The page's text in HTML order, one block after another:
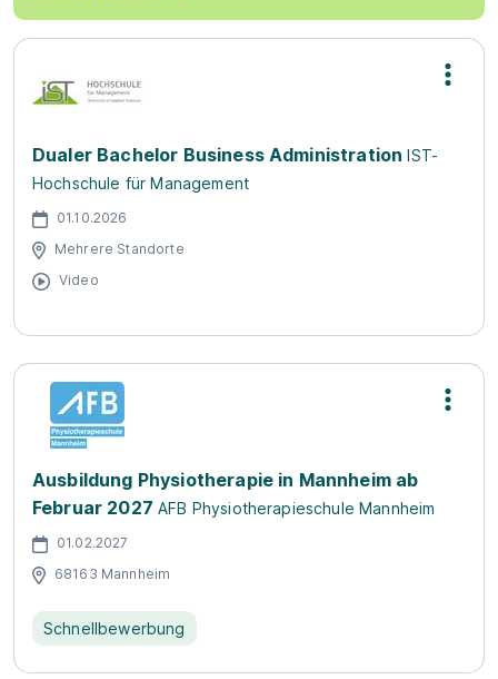
Dualer Bachelor Business Administration IST-
Hochschule für Management
01.10.2026
Mehrere Standorte
Video
Ausbildung Physiotherapie in Mannheim ab
Februar 2027 AFB Physiotherapieschule Mannheim
01.02.2027
68163 Mannheim
Schnellbewerbung